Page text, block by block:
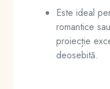
Este ideal
romantice
proiecție
deosebită.